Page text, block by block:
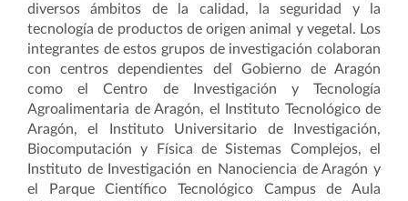
diversos ámbitos de la calidad, la seguridad y la
tecnología de productos de origen animal y vegetal. Los
integrantes de estos grupos de investigación colaboran
con centros dependientes del Gobierno de Aragón
como el Centro de Investigación y Tecnología
Agroalimentaria de Aragón, el Instituto Tecnológico de
Aragón, el Instituto Universitario de Investigación,
Biocomputación y Física de Sistemas Complejos, el
Instituto de Investigación en Nanociencia de Aragón y
el Parque Científico Tecnológico Campus de Aula